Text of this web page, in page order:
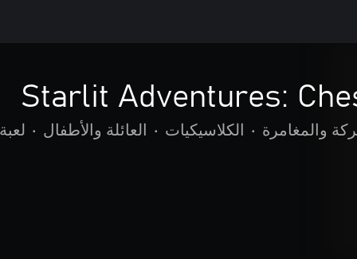
Starlit Adventures:
والمغامرة • الكلاسيكيات • العائلة والأطفال •